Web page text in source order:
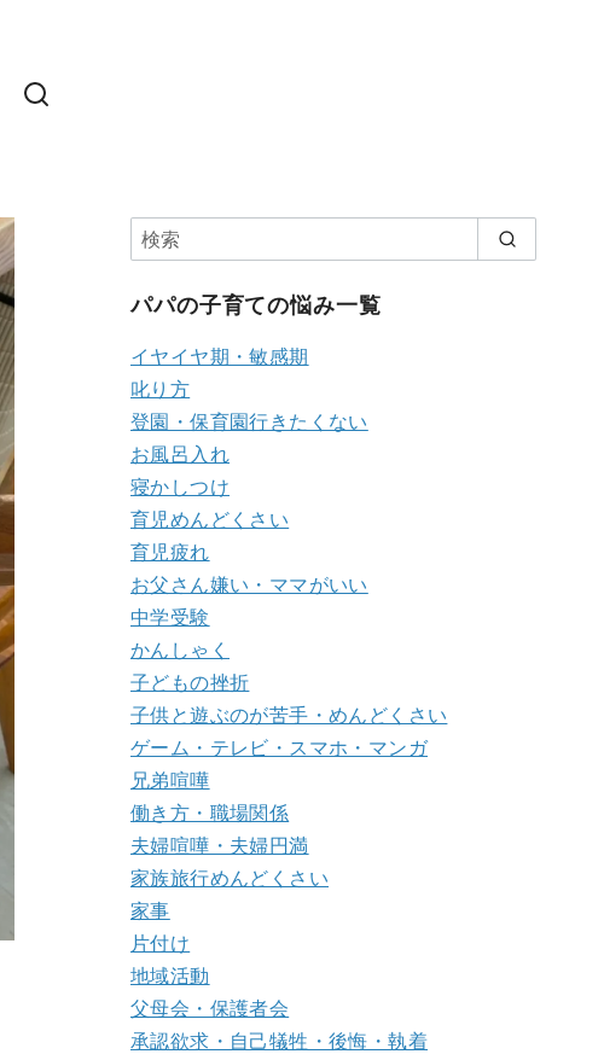
パパの子育ての悩み一覧
イヤイヤ期・敏感期
叱り方
登園・保育園行きたくない
お風呂入れ
寝かしつけ
育児めんどくさい
育児疲れ
お父さん嫌い・ママがいい
中学受験
かんしゃく
子どもの挫折
子供と遊ぶのが苦手・めんどくさい
ゲーム・テレビ・スマホ・マンガ
兄弟喧嘩
働き方・職場関係
夫婦喧嘩・夫婦円満
家族旅行めんどくさい
家事
片付け
地域活動
父母会・保護者会
承認欲求・自己犠牲・後悔・執着